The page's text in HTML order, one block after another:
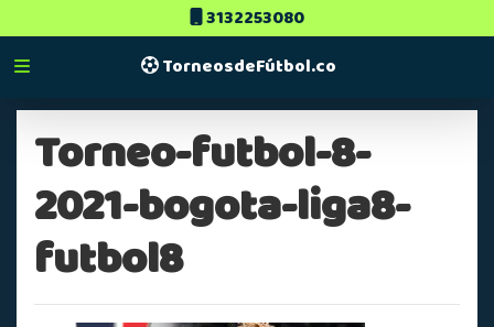
3132253080
TorneosdeFútbol.co
Torneo-futbol-8-
2021-bogota-liga8-
futbol8